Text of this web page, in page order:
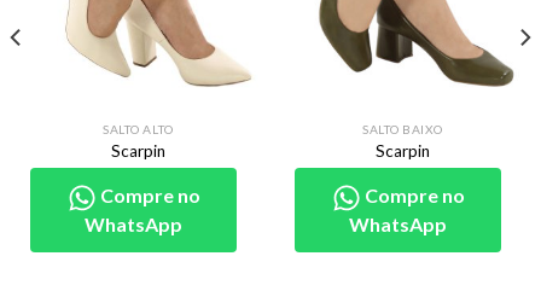
SALTO ALTO
Scarpin
Compre no
WhatsApp
SALTO BAIXO
Scarpin
Compre no
WhatsApp